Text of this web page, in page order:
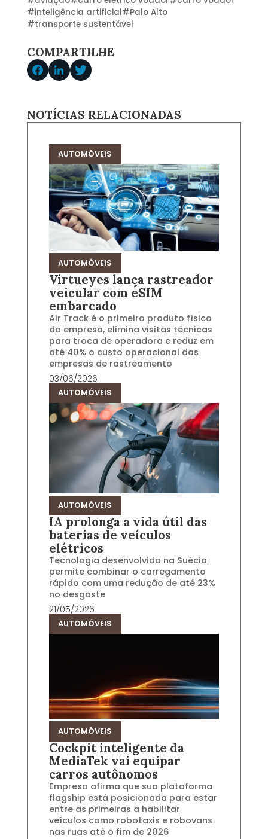
#inteligência artificial#Palo Alto
#transporte sustentável
COMPARTILHE
NOTÍCIAS RELACIONADAS
AUTOMÓVEIS
AUTOMÓVEIS
Virtueyes lança rastreador
veicular com eSIM
embarcado
Air Track é o primeiro produto físico
da empresa, elimina visitas técnicas
para troca de operadora e reduz em
até 40% o custo operacional das
empresas de rastreamento
03/06/2026
AUTOMÓVEIS
AUTOMÓVEIS
IA prolonga a vida útil das
baterias de veículos
elétricos
Tecnologia desenvolvida na Suécia
permite combinar o carregamento
rápido com uma redução de até 23%
no desgaste
21/05/2026
AUTOMÓVEIS
AUTOMÓVEIS
Cockpit inteligente da
MediaTek vai equipar
carros autônomos
Empresa afirma que sua plataforma
flagship está posicionada para estar
entre as primeiras a habilitar
veículos como robotaxis e robovans
nas ruas até o fim de 2026